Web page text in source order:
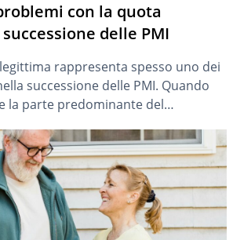
con la quota
delle PMI
rappresenta spesso uno dei
successione delle PMI. Quando
la parte predominante del
o quantomeno complicare il
secondo la volontà del
alla revisione del diritto successorio
2023, tuttavia, una […]